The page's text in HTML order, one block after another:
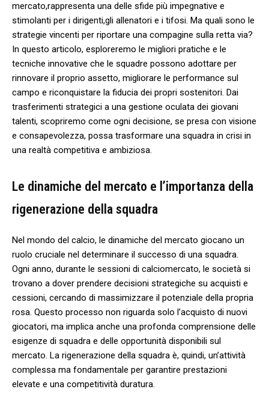
mercato,rappresenta una delle⁤ sfide ⁢più impegnative e
stimolanti per⁢ i dirigenti,gli allenatori e i tifosi. Ma quali sono le
strategie​ vincenti per riportare una compagine sulla retta via?
In questo ​articolo, esploreremo le migliori pratiche ‌e le
tecniche innovative che le squadre possono adottare per
rinnovare il ​proprio assetto, migliorare le performance sul
campo e riconquistare ‌la fiducia dei propri sostenitori. Dai
trasferimenti‌ strategici a⁤ una gestione oculata dei giovani
talenti, scopriremo come ogni decisione, se presa con visione
e consapevolezza,⁤ possa trasformare una⁢ squadra in crisi in
una realtà competitiva e ambiziosa.
Le dinamiche del mercato e l’importanza della
rigenerazione della squadra
Nel mondo del calcio, le dinamiche del‍ mercato giocano⁣ un
ruolo cruciale nel determinare il successo ‌di una squadra.
Ogni ​anno, durante ‌le sessioni‍ di calciomercato, le società si
trovano a dover prendere decisioni strategiche su acquisti⁢ e
cessioni, cercando di massimizzare il potenziale della propria
rosa.​ Questo processo non riguarda solo l’acquisto di nuovi
giocatori, ma implica anche una profonda comprensione delle
⁤esigenze di squadra e delle opportunità disponibili sul
mercato. La rigenerazione della squadra è, quindi, un’attività
complessa ma fondamentale per garantire prestazioni
elevate e una⁢ competitività duratura.